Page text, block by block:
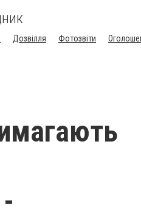
Дозвілля Фотозвіти